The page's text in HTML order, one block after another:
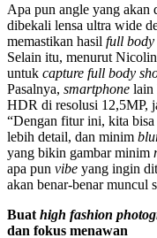
Apa pun angle yang
dibekali lensa ultra wide
memastikan hasil full
Selain itu, menurut
untuk capture full body
Pasalnya, smartphone lain
HDR di resolusi 12,5MP,
“Dengan fitur ini, kita
lebih detail, dan minim
yang bikin gambar minim
apa pun vibe yang ingin
akan benar-benar muncul
Buat high fashion
dan fokus menawan